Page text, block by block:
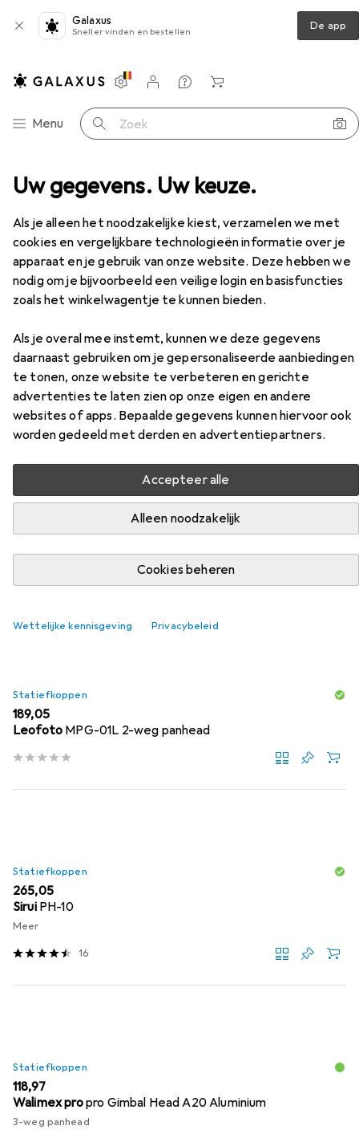
Uw gegevens. Uw keuze.
Als je alleen het noodzakelijke kiest, verzamelen we met
cookies en vergelijkbare technologieën informatie over je
apparaat en je gebruik van onze website. Deze hebben we
nodig om je bijvoorbeeld een veilige login en basisfuncties
zoals het winkelwagentje te kunnen bieden.
Als je overal mee instemt, kunnen we deze gegevens
daarnaast gebruiken om je gepersonaliseerde aanbiedingen
te tonen, onze website te verbeteren en gerichte
advertenties te laten zien op onze eigen en andere
websites of apps. Bepaalde gegevens kunnen hiervoor ook
worden gedeeld met derden en advertentiepartners.
Accepteer alle
Alleen noodzakelijk
Cookies beheren
Wettelijke kennisgeving Privacybeleid
Galaxus
Sneller vinden en bestellen De app
Categorie navigatie
Menu Zoek op
Instellingen
Klantenaccount
Produktvergelijking
Verlanglijstje
Winkelmandje
Statieven + Gimbals Statief Sirui Reiziger VC
EUR
266,06
Sirui Reiziger VC
Koolstof, Metaal
Accessoires voor Sirui Reiziger
VC
Vind bijpassende accessoires voor de Sirui Reiziger VC uit
de categorie Statiefkoppen.
Productlijst
Statiefkoppen
EUR
189,05
Leofoto MPG-01L 2-weg panhead
Statiefkoppen
EUR
265,05
Sirui PH-10
Meer
16
Statiefkoppen
EUR
118,97
Walimex propro Gimbal Head A20 Aluminium
3-weg panhead